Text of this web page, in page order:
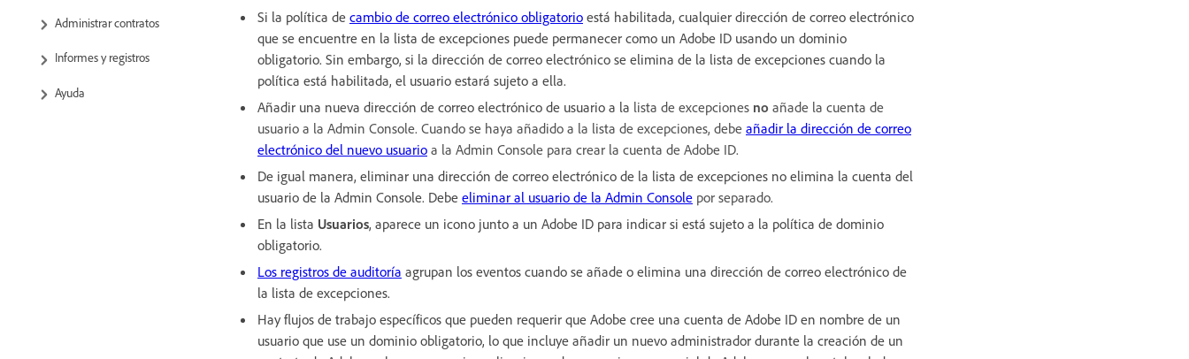
Administrar contratos
Informes y registros
Ayuda
Si la política de cambio de correo electrónico obligatorio está habilitada, cualquier dirección de correo electrónico
que se encuentre en la lista de excepciones puede permanecer como un Adobe ID usando un dominio
obligatorio. Sin embargo, si la dirección de correo electrónico se elimina de la lista de excepciones cuando la
política está habilitada, el usuario estará sujeto a ella.
Añadir una nueva dirección de correo electrónico de usuario a la lista de excepciones no añade la cuenta de
usuario a la Admin Console. Cuando se haya añadido a la lista de excepciones, debe añadir la dirección de correo
electrónico del nuevo usuario a la Admin Console para crear la cuenta de Adobe ID.
De igual manera, eliminar una dirección de correo electrónico de la lista de excepciones no elimina la cuenta del
usuario de la Admin Console. Debe eliminar al usuario de la Admin Console por separado.
En la lista Usuarios, aparece un icono junto a un Adobe ID para indicar si está sujeto a la política de dominio
obligatorio.
Los registros de auditoría agrupan los eventos cuando se añade o elimina una dirección de correo electrónico de
la lista de excepciones.
Hay flujos de trabajo específicos que pueden requerir que Adobe cree una cuenta de Adobe ID en nombre de un
usuario que use un dominio obligatorio, lo que incluye añadir un nuevo administrador durante la creación de un